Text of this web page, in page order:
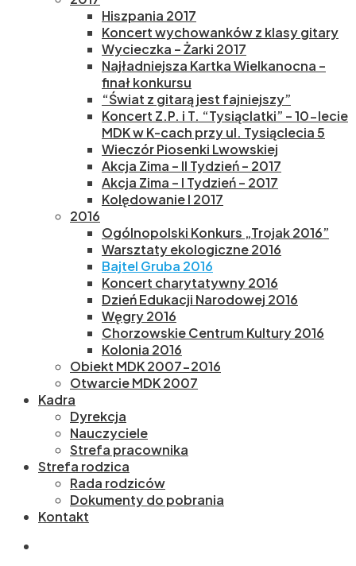
Hiszpania 2017
Koncert wychowanków z klasy gitary
Wycieczka – Żarki 2017
Najładniejsza Kartka Wielkanocna –
finał konkursu
“Świat z gitarą jest fajniejszy”
Koncert Z.P. i T. “Tysiąclatki” – 10-lecie
MDK w K-cach przy ul. Tysiąclecia 5
Wieczór Piosenki Lwowskiej
Akcja Zima – II Tydzień – 2017
Akcja Zima – I Tydzień – 2017
Kolędowanie I 2017
2016
Ogólnopolski Konkurs „Trojak 2016”
Warsztaty ekologiczne 2016
Bajtel Gruba 2016
Koncert charytatywny 2016
Dzień Edukacji Narodowej 2016
Węgry 2016
Chorzowskie Centrum Kultury 2016
Kolonia 2016
Obiekt MDK 2007-2016
Otwarcie MDK 2007
Kadra
Dyrekcja
Nauczyciele
Strefa pracownika
Strefa rodzica
Rada rodziców
Dokumenty do pobrania
Kontakt